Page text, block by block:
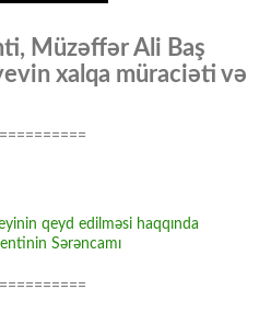
Müzəffər Ali Baş
xalqa müraciəti və
qeyd edilməsi haqqında
Sərəncamı